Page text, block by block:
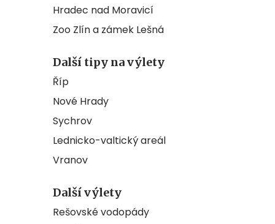
Hradec nad Moravicí
Zoo Zlín a zámek Lešná
Další tipy na výlety
Říp
Nové Hrady
Sychrov
Lednicko-valtický areál
Vranov
Další výlety
Rešovské vodopády